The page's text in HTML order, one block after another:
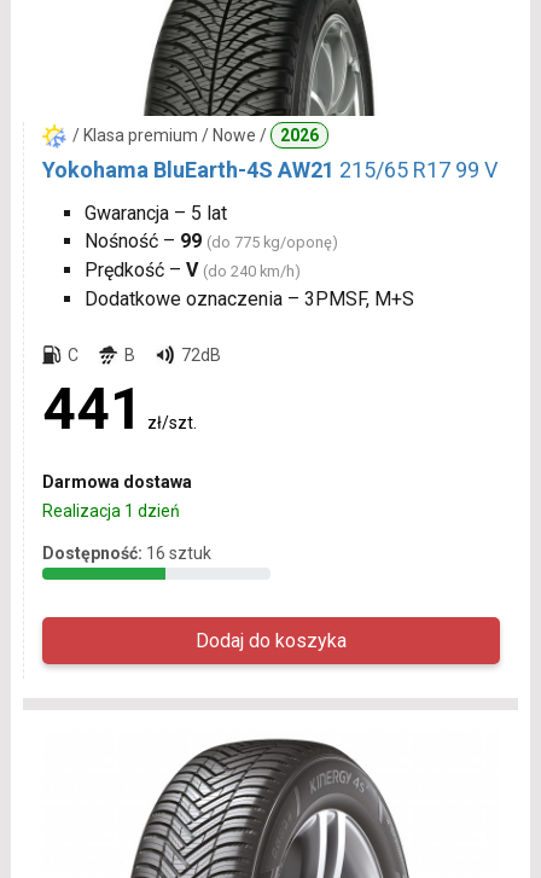
/ Klasa premium / Nowe / 2026
Yokohama BluEarth-4S AW21 215/65 R17 99 V
Gwarancja – 5 lat
Nośność – 99 (do 775 kg/oponę)
Prędkość – V (do 240 km/h)
Dodatkowe oznaczenia – 3PMSF, M+S
C B 72dB
441 zł/szt.
Darmowa dostawa
Realizacja 1 dzień
Dostępność: 16 sztuk